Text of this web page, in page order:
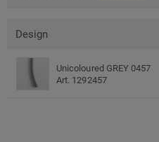
Design
Unicoloured GREY 0457
Art. 1292457